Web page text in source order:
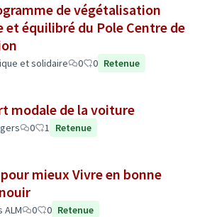
de végétalisation
équilibré du Pole Centre de
et solidaire 0 0 Retenue
modale de la voiture
0 1 Retenue
mieux Vivre en bonne
0 0 Retenue